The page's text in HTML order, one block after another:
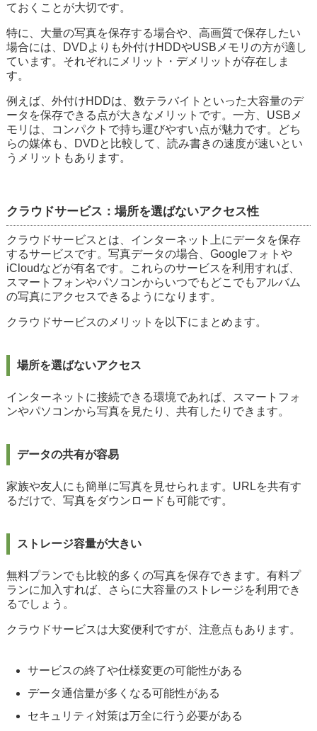
ておくことが大切です。
特に、大量の写真を保存する場合や、高画質で保存したい
場合には、DVDよりも外付けHDDやUSBメモリの方が適し
ています。それぞれにメリット・デメリットが存在しま
す。
例えば、外付けHDDは、数テラバイトといった大容量のデ
ータを保存できる点が大きなメリットです。一方、USBメ
モリは、コンパクトで持ち運びやすい点が魅力です。どち
らの媒体も、DVDと比較して、読み書きの速度が速いとい
うメリットもあります。
クラウドサービス：場所を選ばないアクセス性
クラウドサービスとは、インターネット上にデータを保存
するサービスです。写真データの場合、Googleフォトや
iCloudなどが有名です。これらのサービスを利用すれば、
スマートフォンやパソコンからいつでもどこでもアルバム
の写真にアクセスできるようになります。
クラウドサービスのメリットを以下にまとめます。
場所を選ばないアクセス
インターネットに接続できる環境であれば、スマートフォ
ンやパソコンから写真を見たり、共有したりできます。
データの共有が容易
家族や友人にも簡単に写真を見せられます。URLを共有す
るだけで、写真をダウンロードも可能です。
ストレージ容量が大きい
無料プランでも比較的多くの写真を保存できます。有料プ
ランに加入すれば、さらに大容量のストレージを利用でき
るでしょう。
クラウドサービスは大変便利ですが、注意点もあります。
サービスの終了や仕様変更の可能性がある
データ通信量が多くなる可能性がある
セキュリティ対策は万全に行う必要がある